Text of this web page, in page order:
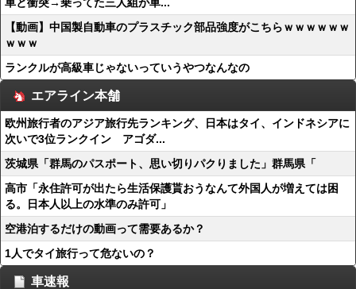
【動画】中国製自動車のプラスチック部品強度がこちらｗｗｗｗｗｗ
ｗｗｗ
ランクルが高級車じゃないっていうやつなんなの
エアライン本舗
欧州旅行者のアジア旅行先ランキング、日本はタイ、インドネシアに
次いで3位ランクイン アゴダ...
茨城県「群馬のパスポート、思い切りパクりました」群馬県「
高市「永住許可が出たら生活保護貰おうなんて外国人が増えては困
る。日本人以上の水準のみ許可」
空港泊するだけの動画って需要あるか？
1人でタイ旅行って危ないの？
車速報